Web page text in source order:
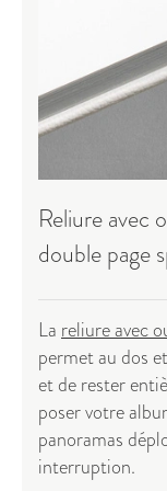
Reliure avec
double page
La reliure avec
permet au dos
et de rester
poser votre
panoramas
interruption.